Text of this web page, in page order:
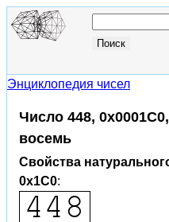
Энциклопедия чисел
Число 448,
восемь
Свойства
0x1C0: